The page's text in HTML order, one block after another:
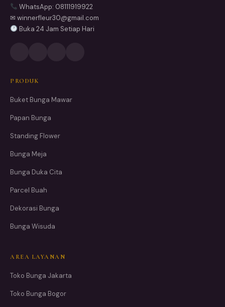
WhatsApp: 08111919922
✉ winnerfleur30@gmail.com
Buka 24 Jam Setiap Hari
PRODUK
Buket Bunga Mawar
Papan Bunga
Standing Flower
Bunga Meja
Bunga Duka Cita
Parcel Buah
Dekorasi Bunga
Bunga Wisuda
AREA LAYANAN
Toko Bunga Jakarta
Toko Bunga Bogor